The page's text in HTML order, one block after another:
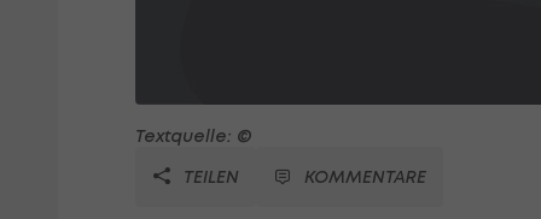
Textquelle: ©
TEILEN
KOMMENTARE